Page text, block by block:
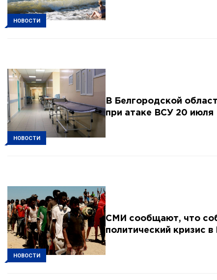
НОВОСТИ
НОВОСТИ
В Белгородской
при атаке ВСУ 20 июля
НОВОСТИ
СМИ сообщают, что
политический кризис в